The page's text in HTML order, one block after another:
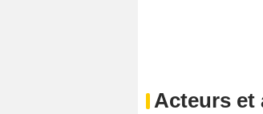
Acteurs et